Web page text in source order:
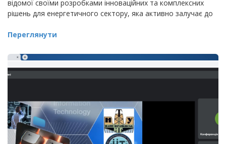
відомої своїми розробками інноваційних та комплексних
рішень для енергетичного сектору, яка активно залучає до
Переглянути